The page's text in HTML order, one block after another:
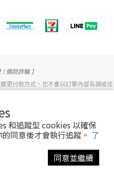
和追蹤型 cookies 以確保
同意後才會執行追蹤。 了
同意並繼續
! 慎防詐騙 】
更付款方式，也不會以訂單內容有誤或任
透過LINE客服詢問。
草生物科技股份有限公司]